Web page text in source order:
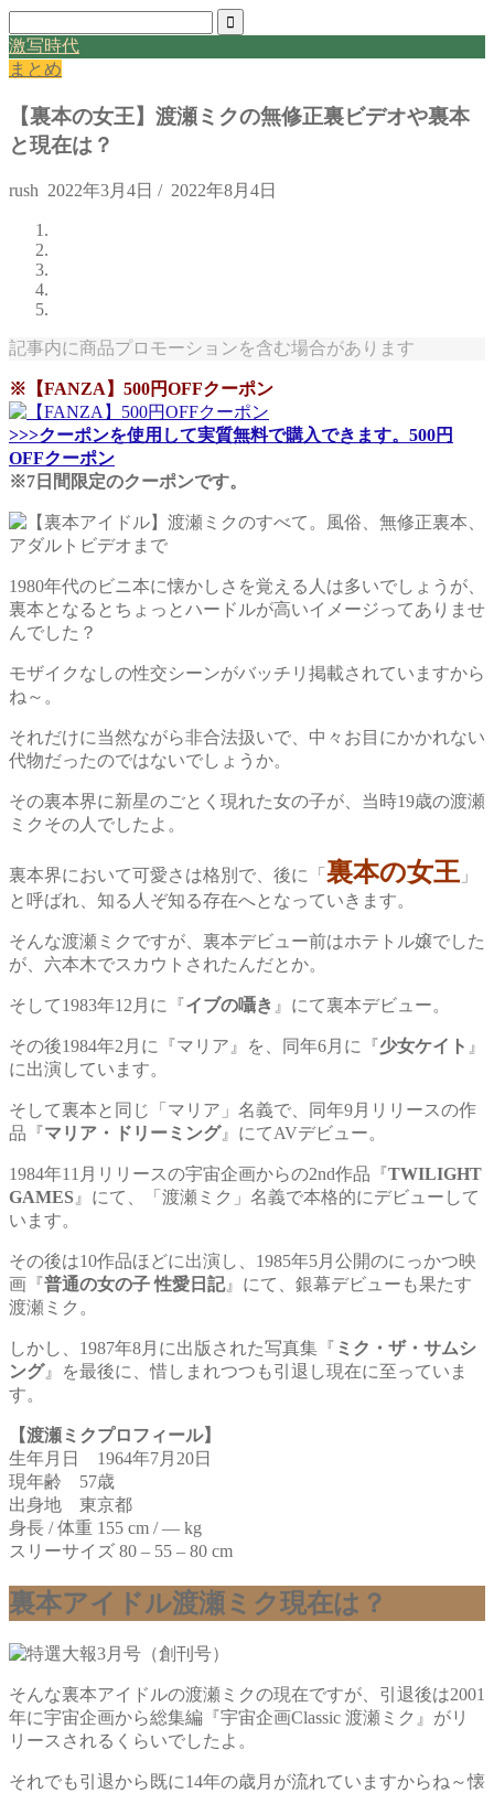
激写時代
まとめ
【裏本の女王】渡瀬ミクの無修正裏ビデオや裏本
と現在は？
rush 2022年3月4日 / 2022年8月4日
記事内に商品プロモーションを含む場合があります
※【FANZA】500円OFFクーポン
>>>クーポンを使用して実質無料で購入できます。500円
OFFクーポン
※7日間限定のクーポンです。
1980年代のビニ本に懐かしさを覚える人は多いでしょうが、
裏本となるとちょっとハードルが高いイメージってありませ
んでした？
モザイクなしの性交シーンがバッチリ掲載されていますから
ね～。
それだけに当然ながら非合法扱いで、中々お目にかかれない
代物だったのではないでしょうか。
その裏本界に新星のごとく現れた女の子が、当時19歳の渡瀬
ミクその人でしたよ。
裏本界において可愛さは格別で、後に「 裏本の女王 」
と呼ばれ、知る人ぞ知る存在へとなっていきます。
そんな渡瀬ミクですが、裏本デビュー前はホテトル嬢でした
が、六本木でスカウトされたんだとか。
そして1983年12月に『イブの囁き 』にて裏本デビュー。
その後1984年2月に『マリア』を、同年6月に『少女ケイト 』
に出演しています。
そして裏本と同じ「マリア」名義で、同年9月リリースの作
品『マリア・ドリーミング』にてAVデビュー。
1984年11月リリースの宇宙企画からの2nd作品『TWILIGHT
GAMES』にて、「渡瀬ミク」名義で本格的にデビューして
います。
その後は10作品ほどに出演し、1985年5月公開のにっかつ映
画『普通の女の子 性愛日記』にて、銀幕デビューも果たす
渡瀬ミク。
しかし、1987年8月に出版された写真集『 ミク・ザ・サムシ
ング』を最後に、惜しまれつつも引退し現在に至っていま
す。
【渡瀬ミクプロフィール】
生年月日 1964年7月20日
現年齢 57歳
出身地 東京都
身長 / 体重 155 cm / ― kg
スリーサイズ 80 – 55 – 80 cm
裏本アイドル渡瀬ミク現在は？
そんな裏本アイドルの渡瀬ミクの現在ですが、引退後は2001
年に宇宙企画から総集編『宇宙企画Classic 渡瀬ミク』がリ
リースされるくらいでしたよ。
それでも引退から既に14年の歳月が流れていますからね～懐